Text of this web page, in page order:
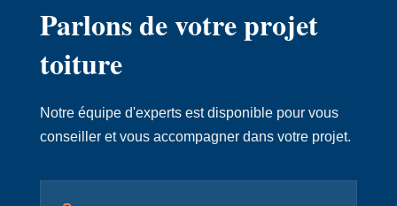
Parlons de votre projet
toiture
Notre équipe d'experts est disponible pour vous
conseiller et vous accompagner dans votre projet.